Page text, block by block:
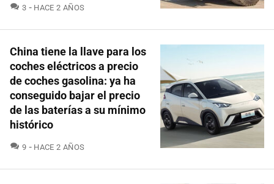
3 COMENTARIOS
HACE 2 AÑOS
China tiene la llave para los
coches eléctricos a precio
de coches gasolina: ya ha
conseguido bajar el precio
de las baterías a su mínimo
histórico
9 COMENTARIOS
HACE 2 AÑOS